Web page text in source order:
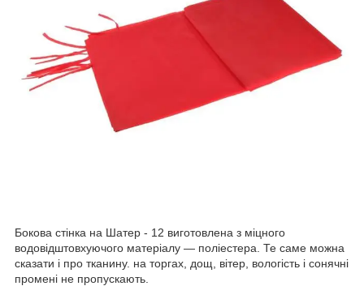
Бокова стінка на Шатер - 12 виготовлена з міцного
водовідштовхуючого матеріалу — поліестера. Те саме можна
сказати і про тканину. на торгах, дощ, вітер, вологість і сонячні
промені не пропускають.